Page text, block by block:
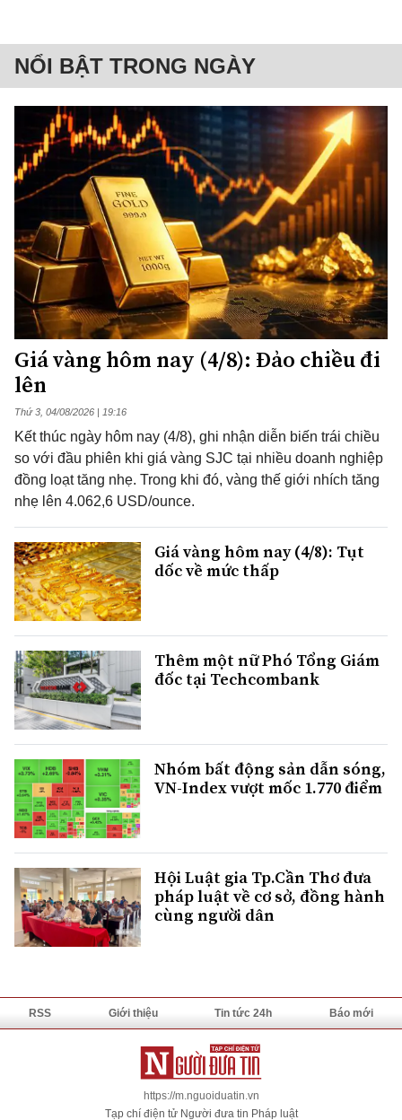
NỔI BẬT TRONG NGÀY
Giá vàng hôm nay (4/8): Đảo chiều đi
lên
Thứ 3, 04/08/2026 | 19:16
Kết thúc ngày hôm nay (4/8), ghi nhận diễn biến trái chiều
so với đầu phiên khi giá vàng SJC tại nhiều doanh nghiệp
đồng loạt tăng nhẹ. Trong khi đó, vàng thế giới nhích tăng
nhẹ lên 4.062,6 USD/ounce.
Giá vàng hôm nay (4/8): Tụt
dốc về mức thấp
Thêm một nữ Phó Tổng Giám
đốc tại Techcombank
Nhóm bất động sản dẫn sóng,
VN-Index vượt mốc 1.770 điểm
Hội Luật gia Tp.Cần Thơ đưa
pháp luật về cơ sở, đồng hành
cùng người dân
RSS Giới thiệu Tin tức 24h Báo mới
https://m.nguoiduatin.vn
Tạp chí điện tử Người đưa tin Pháp luật